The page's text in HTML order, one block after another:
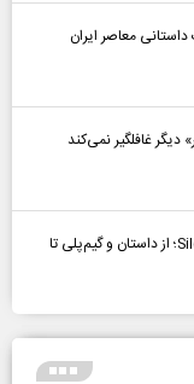
داستانی معاصر ایران
غافلگیر نمی‌کند
بررسی بازی Silent Hill: Townfall؛ از داستان و گیم‌پلی تا